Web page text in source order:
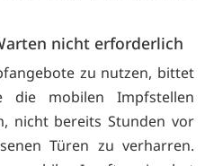
nicht erforderlich
zu nutzen, bittet
die mobilen Impfstellen
nicht bereits Stunden vor
Türen zu verharren.